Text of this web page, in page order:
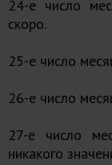
24-е число
скоро.
25-е число
26-е число
27-е число
никакого